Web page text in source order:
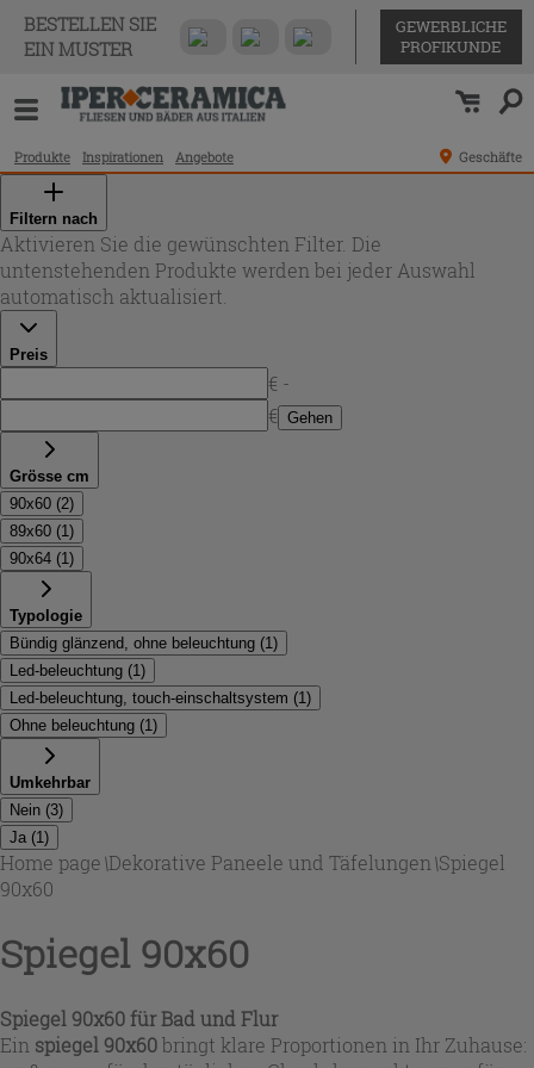
BESTELLEN SIE
EIN MUSTER
GEWERBLICHE
PROFIKUNDE
Produkte Inspirationen Angebote Geschäfte
Filtern nach
Aktivieren Sie die gewünschten Filter. Die
untenstehenden Produkte werden bei jeder Auswahl
automatisch aktualisiert.
Preis
€ -
€ Gehen
Grösse cm
90x60 (2)
89x60 (1)
90x64 (1)
Typologie
Bündig glänzend, ohne beleuchtung (1)
Led-beleuchtung (1)
Led-beleuchtung, touch-einschaltsystem (1)
Ohne beleuchtung (1)
Umkehrbar
Nein (3)
Ja (1)
Home page\Dekorative Paneele und Täfelungen \Spiegel
90x60
Spiegel 90x60
Spiegel 90x60 für Bad und Flur
Ein spiegel 90x60bringt klare Proportionen in Ihr Zuhause: